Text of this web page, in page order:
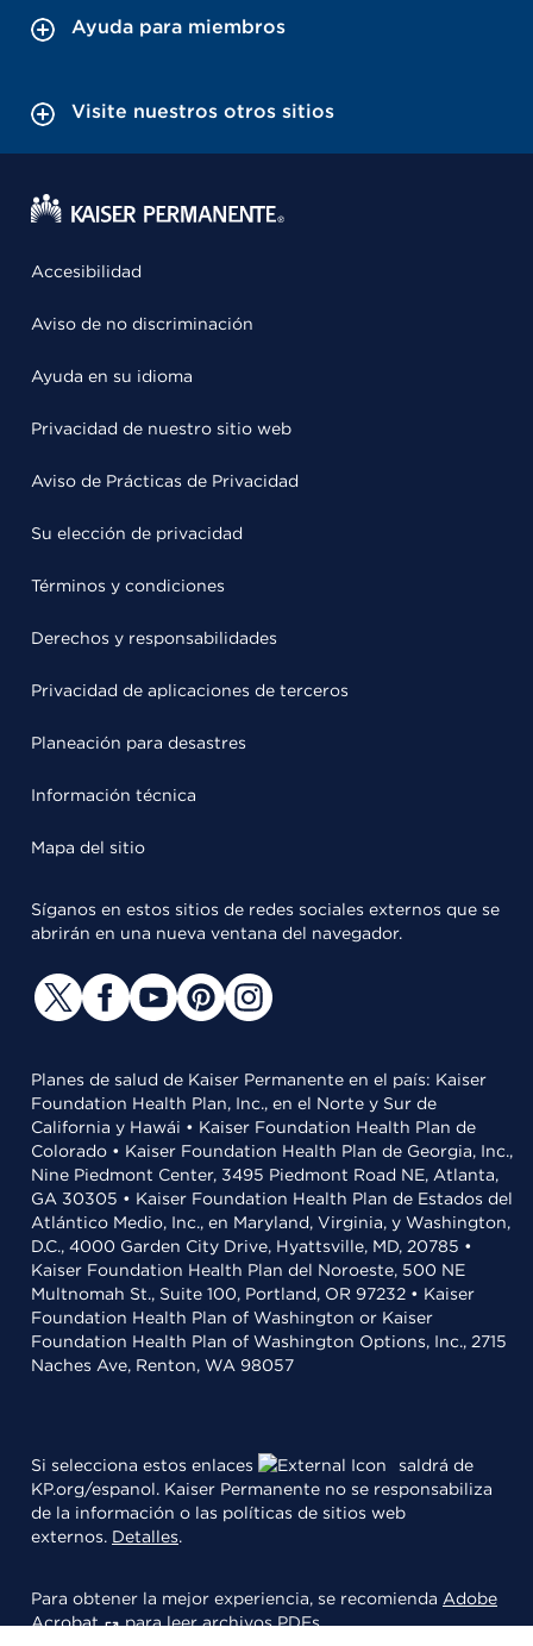
Ayuda para miembros
Visite nuestros otros sitios
Accesibilidad
Aviso de no discriminación
Ayuda en su idioma
Privacidad de nuestro sitio web
Aviso de Prácticas de Privacidad
Su elección de privacidad
Términos y condiciones
Derechos y responsabilidades
Privacidad de aplicaciones de terceros
Planeación para desastres
Información técnica
Mapa del sitio
Síganos en estos sitios de redes sociales externos que se
abrirán en una nueva ventana del navegador.
Planes de salud de Kaiser Permanente en el país: Kaiser
Foundation Health Plan, Inc., en el Norte y Sur de
California y Hawái • Kaiser Foundation Health Plan de
Colorado • Kaiser Foundation Health Plan de Georgia, Inc.,
Nine Piedmont Center, 3495 Piedmont Road NE, Atlanta,
GA 30305 • Kaiser Foundation Health Plan de Estados del
Atlántico Medio, Inc., en Maryland, Virginia, y Washington,
D.C., 4000 Garden City Drive, Hyattsville, MD, 20785 •
Kaiser Foundation Health Plan del Noroeste, 500 NE
Multnomah St., Suite 100, Portland, OR 97232 • Kaiser
Foundation Health Plan of Washington or Kaiser
Foundation Health Plan of Washington Options, Inc., 2715
Naches Ave, Renton, WA 98057
Si selecciona estos enlaces
saldrá de
KP.org/espanol. Kaiser Permanente no se responsabiliza
de la información o las políticas de sitios web
externos. Detalles.
Para obtener la mejor experiencia, se recomienda Adobe
Acrobat
para leer archivos PDFs.